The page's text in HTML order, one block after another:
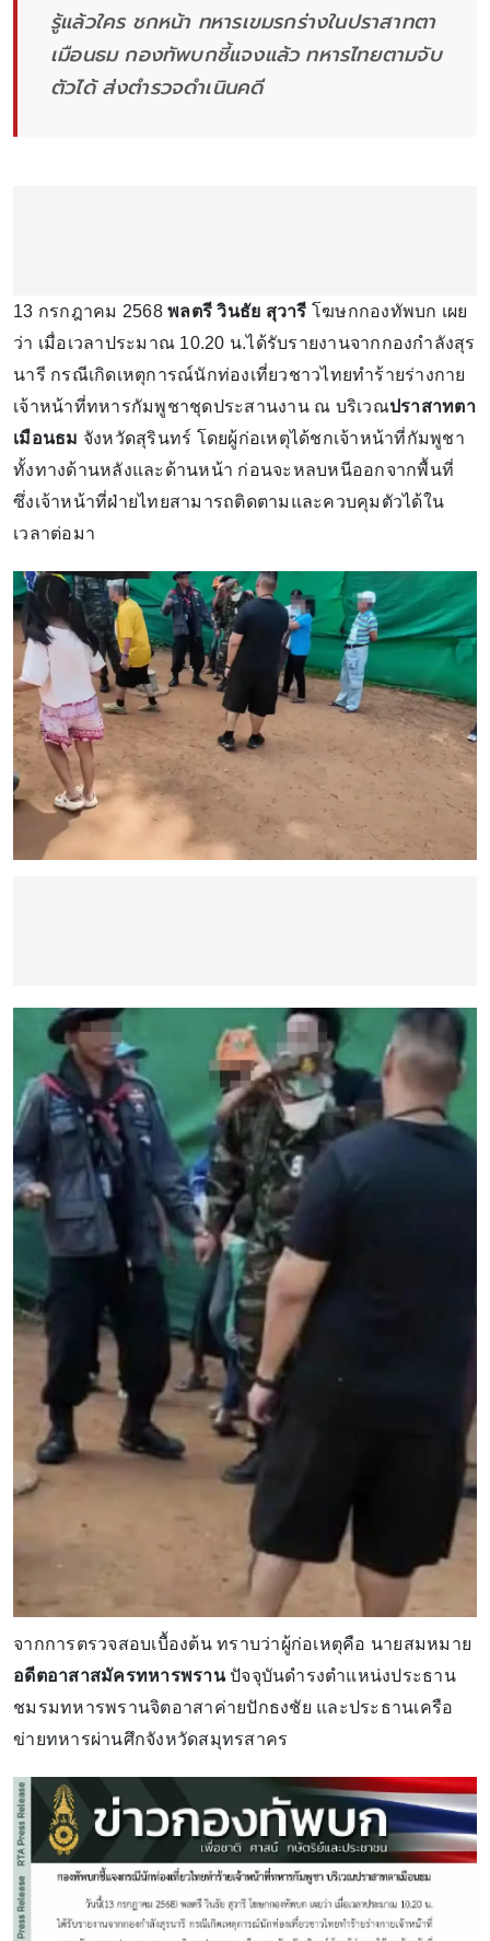
รู้แล้วใคร ชกหน้า ทหารเขมรกร่างในปราสาทตา
เมือนธม กองทัพบกชี้แจงแล้ว ทหารไทยตามจับ
ตัวได้ ส่งตำรวจดำเนินคดี
13 กรกฎาคม 2568 พลตรี วินธัย สุวารี โฆษกกองทัพบก เผย
ว่า เมื่อเวลาประมาณ 10.20 น.ได้รับรายงานจากกองกำลังสุร
นารี กรณีเกิดเหตุการณ์นักท่องเที่ยวชาวไทยทำร้ายร่างกาย
เจ้าหน้าที่ทหารกัมพูชาชุดประสานงาน ณ บริเวณปราสาทตา
เมือนธม จังหวัดสุรินทร์ โดยผู้ก่อเหตุได้ชกเจ้าหน้าที่กัมพูชา
ทั้งทางด้านหลังและด้านหน้า ก่อนจะหลบหนีออกจากพื้นที่
ซึ่งเจ้าหน้าที่ฝ่ายไทยสามารถติดตามและควบคุมตัวได้ใน
เวลาต่อมา
จากการตรวจสอบเบื้องต้น ทราบว่าผู้ก่อเหตุคือ นายสมหมาย
อดีตอาสาสมัครทหารพรานปัจจุบันดำรงตำแหน่งประธาน
ชมรมทหารพรานจิตอาสาค่ายปักธงชัย และประธานเครือ
ข่ายทหารผ่านศึกจังหวัดสมุทรสาคร